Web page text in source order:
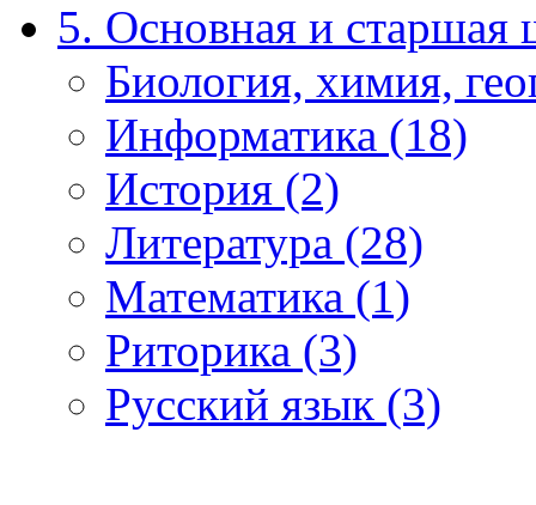
5. Основная и старшая
Биология, химия,
Информатика (18)
История (2)
Литература (28)
Математика (1)
Риторика (3)
Русский язык (3)